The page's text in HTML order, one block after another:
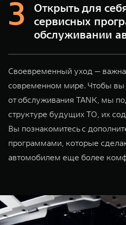
Открыть для
сервисных
обслуживании
Своевременный уход —
современном мире. Чтобы вы
от обслуживания TANK, мы
структуре будущих ТО, их
Вы познакомитесь с
программами, которые
автомобилем еще более